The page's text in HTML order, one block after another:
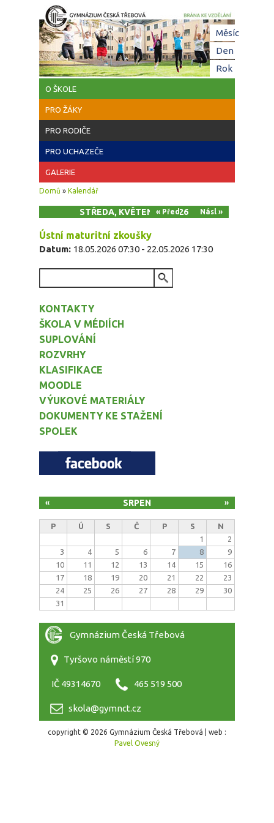
Přejít k hlavnímu obsahu
O ŠKOLE
PRO ŽÁKY
PRO RODIČE
PRO UCHAZEČE
GALERIE
Jste zde
Domů » Kalendář
STŘEDA, KVĚTEN 20, 2026
« Před Násl »
Ústní maturitní zkoušky
Datum: 18.05.2026 07:30 - 22.05.2026 17:30
KONTAKTY
ŠKOLA V MÉDIÍCH
SUPLOVÁNÍ
ROZVRHY
KLASIFIKACE
MOODLE
VÝUKOVÉ MATERIÁLY
DOKUMENTY KE STAŽENÍ
SPOLEK
SRPEN
« »
P Ú S Č P S
N
1
2
3
4 5 6 7 8
9
10
11 12 13 14 15
16
17
18 19 20 21 22
23
24
25 26 27 28 29
30
31
Gymnázium Česká Třebová
Tyršovo náměstí 970
IČ 49314670 465 519 500
skola@gymnct.cz
copyright © 2026 Gymnázium Česká Třebová | web :
Pavel Ovesný
Měsíc
Den(aktivní
Rok